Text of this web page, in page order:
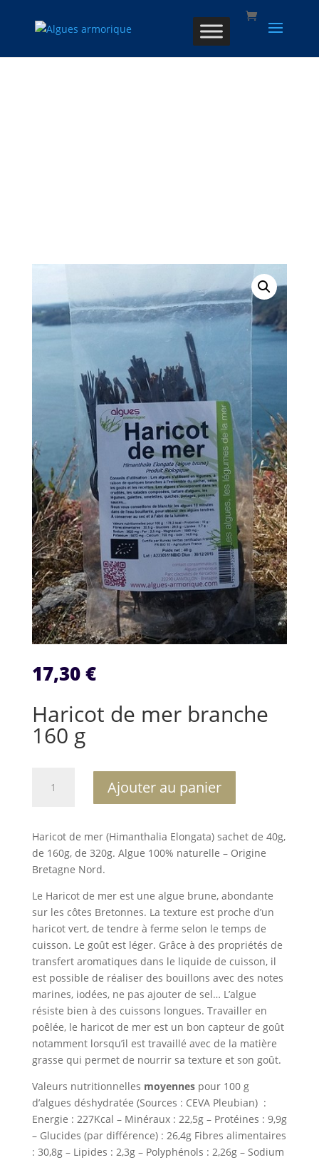
17,30€
Haricot de mer branche
160 g
mer
branche
160
g
Ajouter au panier
r
n
t
i
v
e
:
Haricot de mer (Himanthalia Elongata) sachet de 40g,
de 160g, de 320g. Algue 100% naturelle – Origine
Bretagne Nord.
Le Haricot de mer est une algue brune, abondante
sur les côtes Bretonnes. La texture est proche d’un
haricot vert, de tendre à ferme selon le temps de
cuisson. Le goût est léger. Grâce à des propriétés de
transfert aromatiques dans le liquide de cuisson, il
est possible de réaliser des bouillons avec des notes
marines, iodées, ne pas ajouter de sel… L’algue
résiste bien à des cuissons longues. Travailler en
poêlée, le haricot de mer est un bon capteur de goût
notamment lorsqu’il est travaillé avec de la matière
grasse qui permet de nourrir sa texture et son goût.
Valeurs nutritionnelles moyennespour 100 g
d’algues déshydratée (Sources : CEVA Pleubian) :
Energie : 227Kcal – Minéraux : 22,5g – Protéines : 9,9g
– Glucides (par différence) : 26,4g Fibres alimentaires
: 30,8g – Lipides : 2,3g – Polyphénols : 2,26g – Sodium